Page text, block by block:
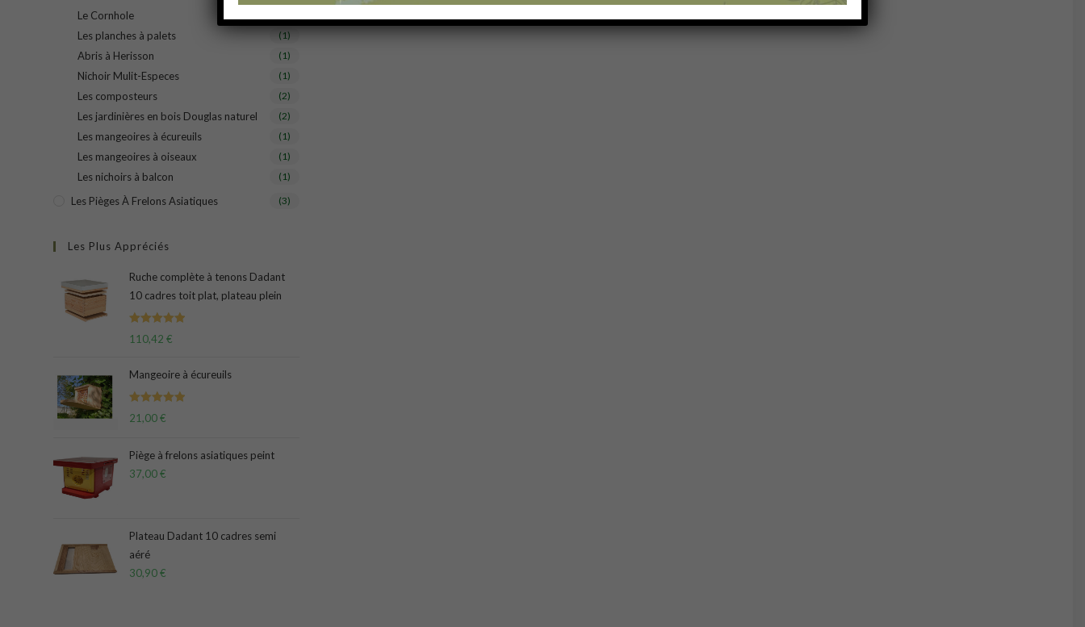
Le Cornhole
Les planches à palets (1)
Abris à Herisson (1)
Nichoir Mulit-Especes (1)
Les composteurs (2)
Les jardinières en bois Douglas naturel (2)
Les mangeoires à écureuils (1)
Les mangeoires à oiseaux (1)
Les nichoirs à balcon (1)
Les Pièges À Frelons Asiatiques (3)
Les Plus Appréciés
Ruche complète à tenons Dadant
10 cadres toit plat, plateau plein
Note
5.00
110,42€
Mangeoire à écureuils
Note5.00
21,00€
Piège à frelons asiatiques peint
37,00€
Plateau Dadant 10 cadres semi
aéré
30,90€